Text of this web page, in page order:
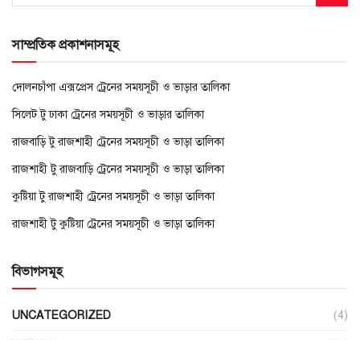
সাম্প্রতিক প্রকাশনাসমূহ
দোলনচাঁপা এক্সপ্রেস ট্রেনের সময়সূচী ও ভাড়ার তালিকা
সিলেট টু ঢাকা ট্রেনের সময়সূচী ও ভাড়ার তালিকা
রাজবাড়ি টু রাজশাহী ট্রেনের সময়সূচী ও ভাড়া তালিকা
রাজশাহী টু রাজবাড়ি ট্রেনের সময়সূচী ও ভাড়া তালিকা
কুষ্টিয়া টু রাজশাহী ট্রেনের সময়সূচী ও ভাড়া তালিকা
রাজশাহী টু কুষ্টিয়া ট্রেনের সময়সূচী ও ভাড়া তালিকা
বিভাগসমূহ
UNCATEGORIZED (4)